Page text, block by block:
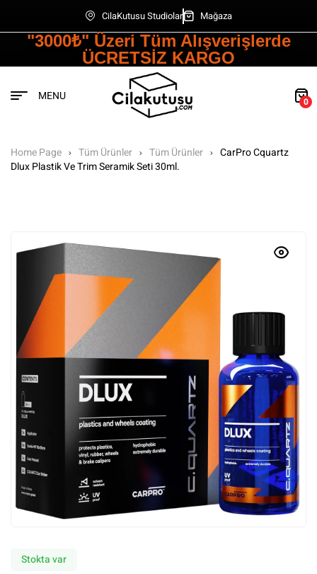
CilaKutusu Studiolar Mağaza
"3000₺" Üzeri Tüm Alışverişlerde
ÜCRETSİZ KARGO
MENU 0
Home Page Tüm Ürünler Tüm Ürünler
CarPro Cquartz
Dlux Plastik Ve Trim Seramik Seti 30ml.
Stokta var